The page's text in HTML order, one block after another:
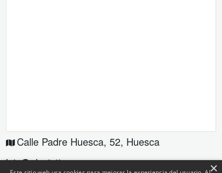
Calle Padre Huesca, 52, Huesca
luis@elveintiuno.com
×